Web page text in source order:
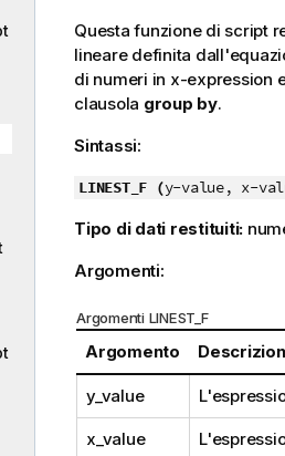
Questa funzione di script
lineare definita
di numeri in x-expression
clausola group by.
Sintassi:
LINEST_F (y-value, x-
Tipo di dati restituiti:
Argomenti:
Argomenti LINEST_F
Argomento
y_value
x_value